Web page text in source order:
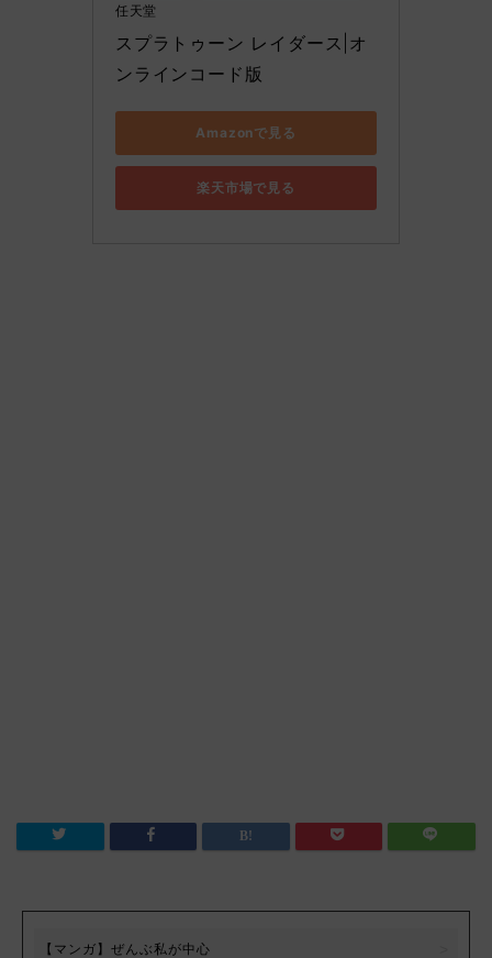
任天堂
スプラトゥーン レイダース|オ
ンラインコード版
Amazonで見る
楽天市場で見る
【マンガ】ぜんぶ私が中心